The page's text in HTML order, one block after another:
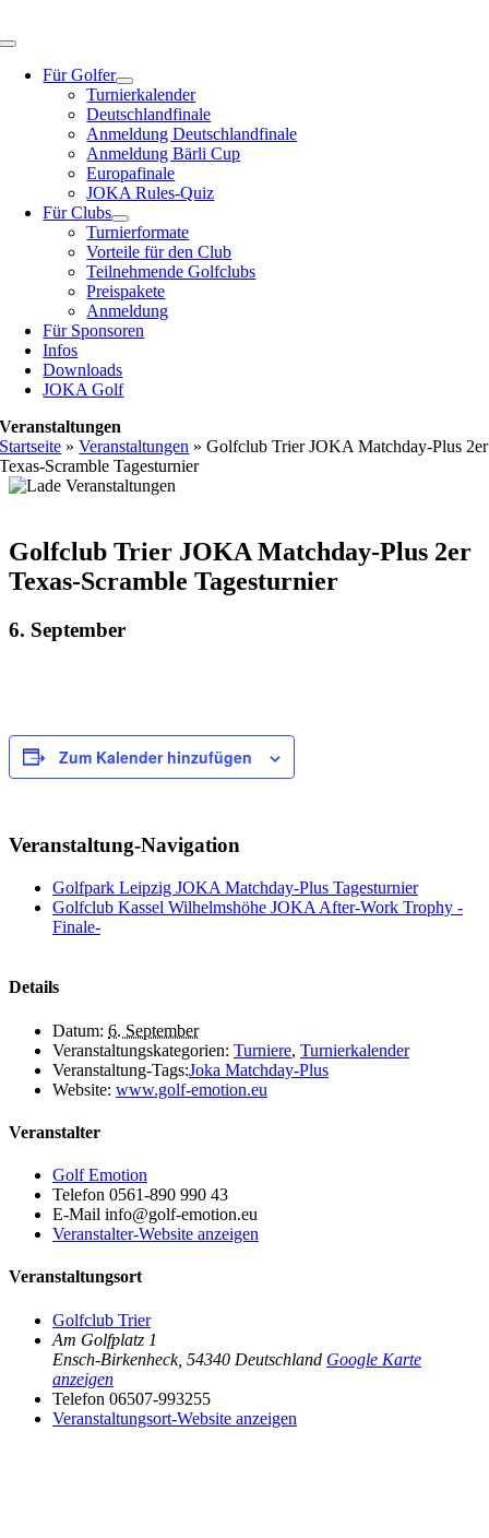
Inhalt
Toggle
NavigationFür Golfer
Turnierkalender
Deutschlandfinale
Anmeldung Deutschlandfinale
Anmeldung Bärli Cup
Europafinale
JOKA Rules-Quiz
Für Clubs
Turnierformate
Vorteile für den Club
Teilnehmende Golfclubs
Preispakete
Anmeldung
Für Sponsoren
Infos
Downloads
JOKA Golf
Veranstaltungen
Startseite »Veranstaltungen »Golfclub Trier JOKA Matchday-Plus 2er
Texas-Scramble Tagesturnier
Golfclub Trier JOKA Matchday-Plus 2er
Texas-Scramble Tagesturnier
6. September
Zum Kalender hinzufügen
Veranstaltung-Navigation
Golfpark Leipzig JOKA Matchday-Plus Tagesturnier
Golfclub Kassel Wilhelmshöhe JOKA After-Work Trophy -
Finale-
Details
Datum: 6. September
Veranstaltungskategorien: Turniere, Turnierkalender
Veranstaltung-Tags:Joka Matchday-Plus
Website: www.golf-emotion.eu
Veranstalter
Golf Emotion
Telefon 0561-890 990 43
E-Mail info@golf-emotion.eu
Veranstalter-Website anzeigen
Veranstaltungsort
Golfclub Trier
Am Golfplatz 1
Ensch-Birkenheck, 54340 Deutschland Google Karte
anzeigen
Telefon 06507-993255
Veranstaltungsort-Website anzeigen